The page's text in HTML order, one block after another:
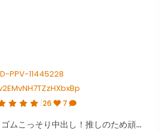
PPV-11445228
26 7
【無】（顔出し）穴あきゴムこっそり中出し！推しのため頑張る彼女に個撮プレゼント【高画質特典付き】